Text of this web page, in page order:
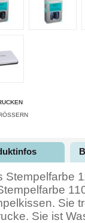
Stempelfarbe
Sie
Sie ist